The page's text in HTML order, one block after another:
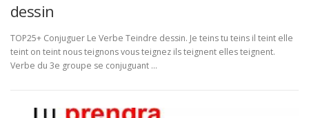
dessin
TOP25+ Conjuguer Le Verbe Teindre dessin. Je teins tu teins il teint elle
teint on teint nous teignons vous teignez ils teignent elles teignent.
Verbe du 3e groupe se conjuguant …